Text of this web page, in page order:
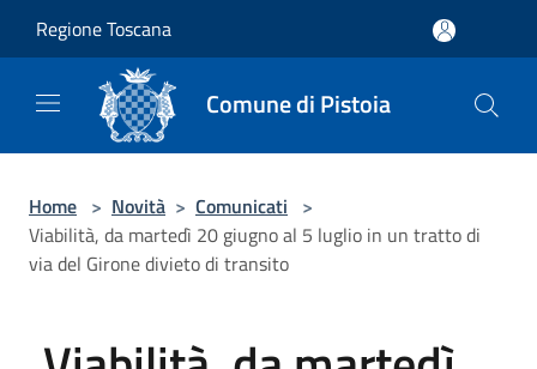
Regione Toscana
Comune di Pistoia
Home > Novità > Comunicati >
Viabilità, da martedì 20 giugno al 5 luglio in un tratto di
via del Girone divieto di transito